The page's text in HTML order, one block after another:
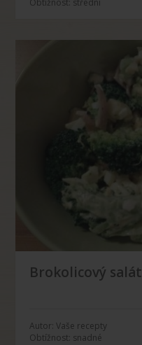
Obtížnost: střední
Brokolicový salát
Autor: Vaše recepty
Obtížnost: snadné